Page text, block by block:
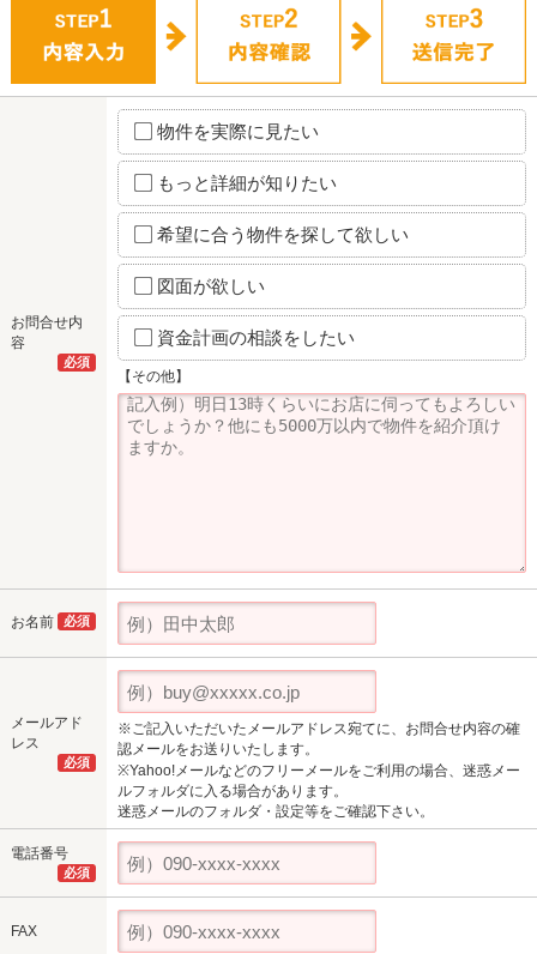
お問合せ内
容
必須
物件を実際に見たい
もっと詳細が知りたい
希望に合う物件を探して欲しい
図面が欲しい
資金計画の相談をしたい
【その他】
お名前 必須
メールアド
レス
必須
※ご記入いただいたメールアドレス宛てに、お問合せ内容の確
認メールをお送りいたします。
※Yahoo!メールなどのフリーメールをご利用の場合、迷惑メー
ルフォルダに入る場合があります。
迷惑メールのフォルダ・設定等をご確認下さい。
電話番号
必須
FAX